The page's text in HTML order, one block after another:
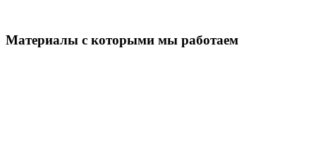
Материалы с которыми мы работаем